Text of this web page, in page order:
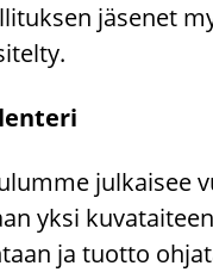
jä­se­net
jul­kai­see
yksi
ja tuot­to